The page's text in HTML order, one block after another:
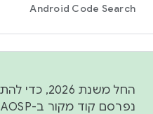
Android Code Search
החל משנת